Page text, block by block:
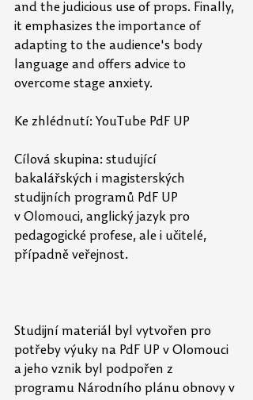
and the judicious use of props. Finally,
it emphasizes the importance of
adapting to the audience's body
language and offers advice to
overcome stage anxiety.
Ke zhlédnutí: YouTube PdF UP
Cílová skupina: studující
bakalářských i magisterských
studijních programů PdF UP
v Olomouci, anglický jazyk pro
pedagogické profese, ale i učitelé,
případně veřejnost.
Studijní materiál byl vytvořen pro
potřeby výuky na PdF UP v Olomouci
a jeho vznik byl podpořen z
programu Národního plánu obnovy v